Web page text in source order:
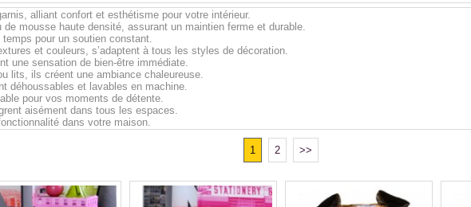
alliant confort et esthétisme pour votre intérieur.
mousse haute densité, assurant un maintien ferme et durable.
pour un soutien constant.
et couleurs, s’adaptent à tous les styles de décoration.
une sensation de bien-être immédiate.
lits, ils créent une ambiance chaleureuse.
déhoussables et lavables en machine.
pour vos moments de détente.
aisément dans tous les espaces.
dans votre maison.
1 2 >>